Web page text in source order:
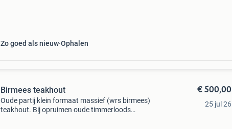
Zo goed als nieuw Ophalen
Birmees teakhout
Oude partij klein formaat massief (wrs birmees)
teakhout. Bij opruimen oude timmerloods
€ 500,00
25 jul 26